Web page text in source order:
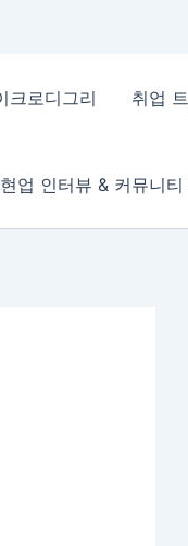
크로디그리 취업
현업 인터뷰 & 커뮤니티